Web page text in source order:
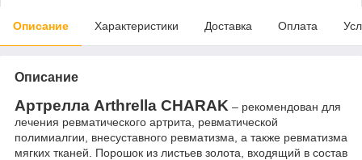
Описание Характеристики Доставка Оплата
Описание
Артрелла Arthrella CHARAK – рекомендован для
лечения ревматического артрита, ревматической
полимиалгии, внесуставного ревматизма, а также ревматизма
мягких тканей. Порошок из листьев золота, входящий в состав